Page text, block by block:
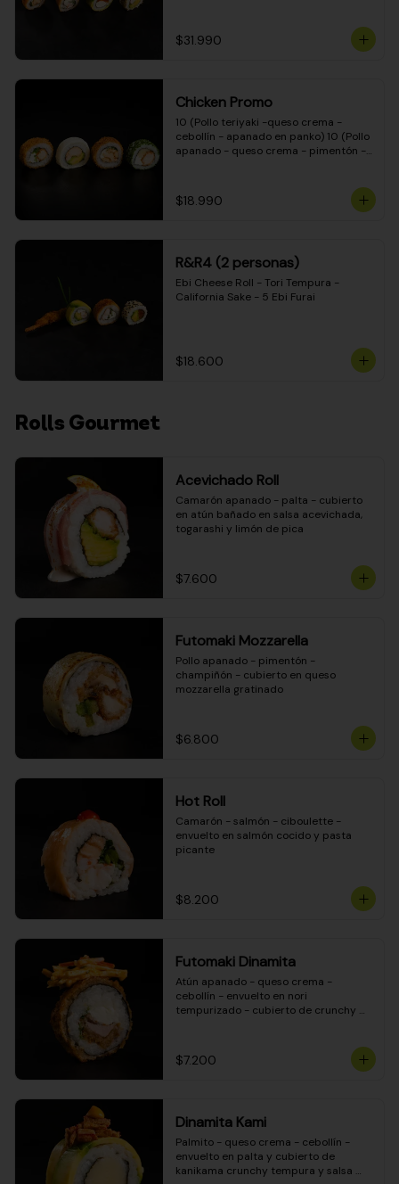
envuelto en queso crema) 10
(Camarón - queso crema - cebollín -
teriyaki - queso crema - cebollín -
envuelto en masa tempura) 10
(Pimentón - queso crema - cebollín -
envuelto en masa tempura)
$31.990
Chicken Promo
10 (Pollo teriyaki -queso crema -
cebollín - apanado en panko) 10 (Pollo
apanado - queso crema - pimentón -
ciboulette) 10 (Pollo teriyaki - palta -
envuelto en queso crema)
$18.990
R&R4 (2 personas)
Ebi Cheese Roll - Tori Tempura -
California Sake - 5 Ebi Furai
$18.600
Rolls Gourmet
Acevichado Roll
Camarón apanado - palta - cubierto
en atún bañado en salsa acevichada,
togarashi y limón de pica
$7.600
Futomaki Mozzarella
Pollo apanado - pimentón -
champiñón - cubierto en queso
mozzarella gratinado
$6.800
Hot Roll
Camarón - salmón - ciboulette -
envuelto en salmón cocido y pasta
picante
$8.200
Futomaki Dinamita
Atún apanado - queso crema -
cebollín - envuelto en nori
tempurizado - cubierto de crunchy
$7.200
Dinamita Kami
Palmito - queso crema - cebollín -
envuelto en palta y cubierto de
kanikama crunchy tempura y salsa